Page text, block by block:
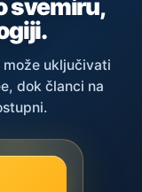
svemiru,
može uključivati
dok članci na